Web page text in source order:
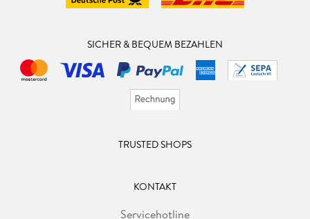
SICHER & BEQUEM BEZAHLEN
TRUSTED SHOPS
KONTAKT
Servicehotline